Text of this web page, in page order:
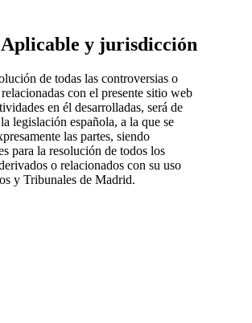
y jurisdicción
de todas las controversias o
con el presente sitio web
en él desarrolladas, será de
legislación española, a la que se
las partes, siendo
para la resolución de todos los
o relacionados con su uso
y Tribunales de Madrid.